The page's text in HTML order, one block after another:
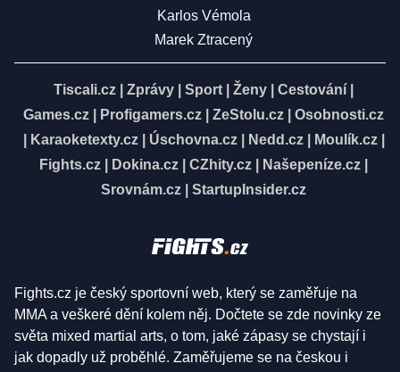
Karlos Vémola
Marek Ztracený
Tiscali.cz Zprávy Sport Ženy Cestování
Games.cz
Profigamers.cz ZeStolu.cz
Osobnosti.cz
Karaoketexty.cz| Úschovna.cz| Nedd.cz| Moulík.cz|
Fights.cz
Dokina.cz CZhity.cz Našepeníze.cz
Srovnám.cz
StartupInsider.cz
Fights.cz je český sportovní web, který se zaměřuje na
MMA a veškeré dění kolem něj. Dočtete se zde novinky ze
světa mixed martial arts, o tom, jaké zápasy se chystají i
jak dopadly už proběhlé. Zaměřujeme se na českou i